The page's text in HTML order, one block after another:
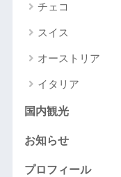
チェコ
スイス
オーストリア
イタリア
国内観光
お知らせ
プロフィール